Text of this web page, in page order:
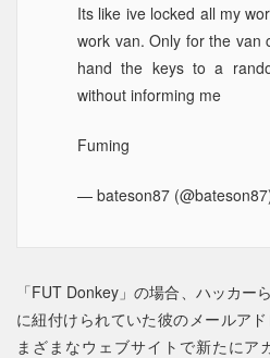
Its like ive locked all my
work van. Only for the van
hand the keys to a
without informing me
Fuming
— bateson87
「FUT Donkey」の場合、ハッカー
に紐付けられていた彼のメールア
まざまなウェブサイトで新たに